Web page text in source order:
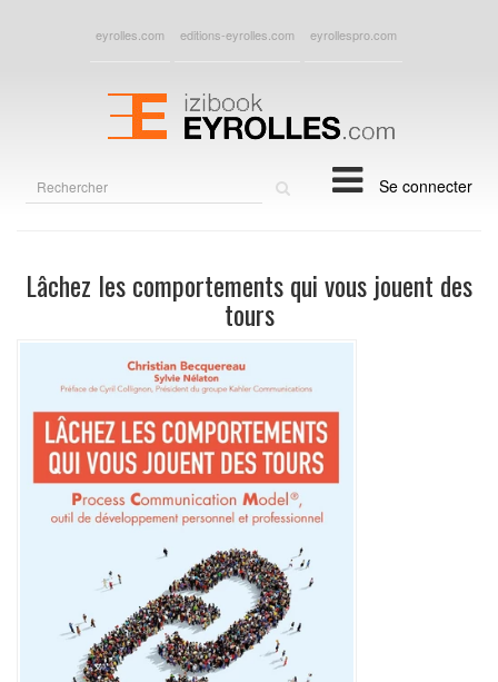
eyrolles.com editions-eyrolles.com eyrollespro.com
Se connecter
Lâchez les comportements qui vous jouent des
tours